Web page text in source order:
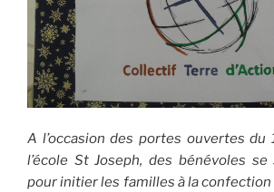
A l’occasion des portes ouvertes du
l’école St Joseph, des bénévoles
pour initier les familles à la confection